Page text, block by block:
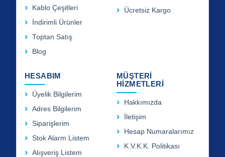
Kablo Çeşitleri
İndirimli Ürünler
Toptan Satış
Blog
Ücretsiz Kargo
HESABIM
Üyelik Bilgilerim
Adres Bilgilerim
Siparişlerim
Stok Alarm Listem
Alışveriş Listem
MÜŞTERİ
HİZMETLERİ
Hakkımızda
İletişim
Hesap Numaralarımız
K.V.K.K. Politikası